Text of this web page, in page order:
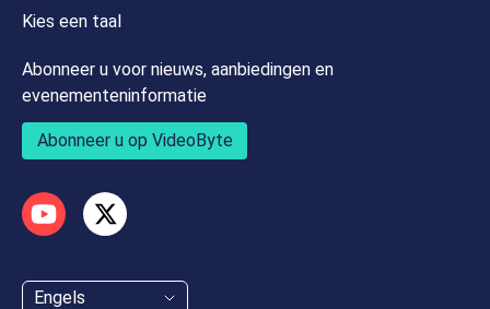
Kies een taal
Abonneer u voor nieuws, aanbiedingen en
evenementeninformatie
Abonneer u op VideoByte
Engels